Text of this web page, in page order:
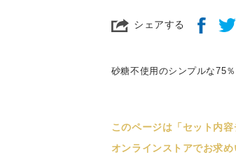
シェアする
砂糖不使用のシンプルな75
このページは「セット内
オンラインストアでお求